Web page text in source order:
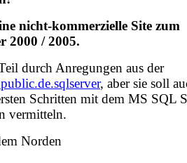
nicht-kommerzielle Site zum
2000 / 2005.
durch Anregungen aus der
, aber sie soll
Schritten mit dem MS SQL
vermitteln.
Norden